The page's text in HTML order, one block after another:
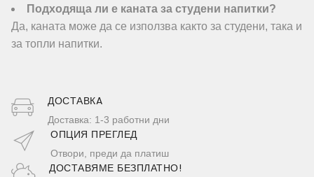
Подходяща ли е каната за студени напитки?
Да, каната може да се използва както за студени, така и
за топли напитки.
ДОСТАВКA
Доставка: 1-3 работни дни
ОПЦИЯ ПРЕГЛЕД
Отвори, преди да платиш
ДОСТАВЯМЕ БЕЗПЛАТНО!